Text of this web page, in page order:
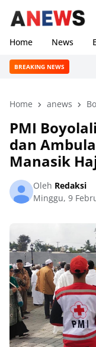
Home News
BREAKING NEWS
Home anews
PMI
dan
Manasik
Oleh Redaksi
Minggu, 9